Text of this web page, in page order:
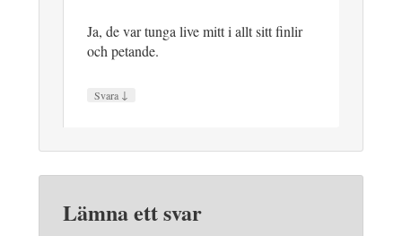
Ja, de var tunga live mitt i allt sitt finlir
och petande.
Svara ↓
Lämna ett svar